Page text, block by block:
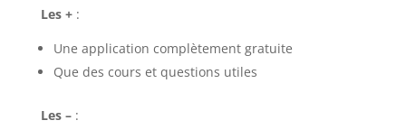
Les +:
Une application complètement gratuite
Que des cours et questions utiles
Les –: